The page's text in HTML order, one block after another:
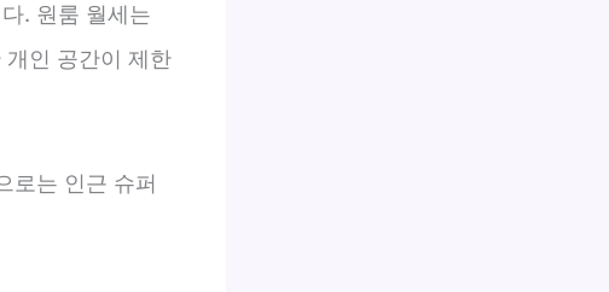
. 원룸 월세는
인 공간이 제한
로는 인근 슈퍼